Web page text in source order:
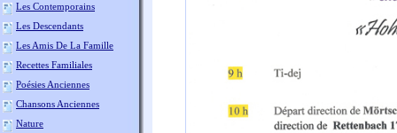
Les Contemporains
Les Descendants
Les Amis De La Famille
Recettes Familiales
Poésies Anciennes
Chansons Anciennes
Nature